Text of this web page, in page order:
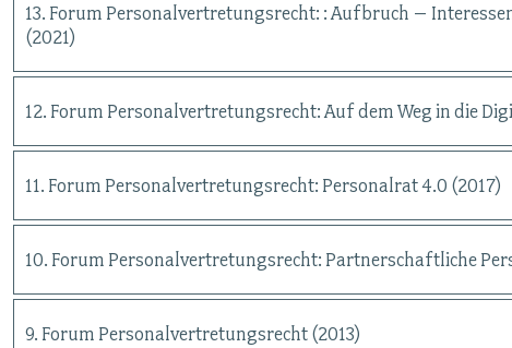
13. Forum Personalvertretungsrecht: : Aufbruch –
(2021)
12. Forum Personalvertretungsrecht: Auf dem Weg in die
11. Forum Personalvertretungsrecht: Personalrat 4.0 (2017)
10. Forum Personalvertretungsrecht: Partnerschaftliche
9. Forum Personalvertretungsrecht (2013)